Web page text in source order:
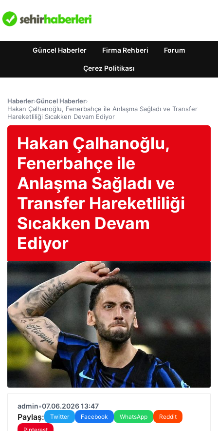
Güncel Haberler Firma Rehberi Forum
Çerez Politikası
Haberler›Güncel Haberler›
Hakan Çalhanoğlu, Fenerbahçe ile Anlaşma Sağladı ve Transfer
Hareketliliği Sıcakken Devam Ediyor
Hakan Çalhanoğlu,
Fenerbahçe ile
Anlaşma Sağladı ve
Transfer Hareketliliği
Sıcakken Devam
Ediyor
admin•07.06.2026 13:47
Paylaş: Twitter Facebook WhatsApp
Reddit